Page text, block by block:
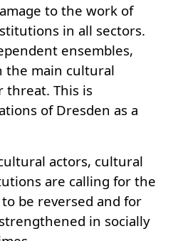
to the work of
in all sectors.
ensembles,
the main cultural
This is
of Dresden as a
actors, cultural
are calling for the
be reversed and for
in socially